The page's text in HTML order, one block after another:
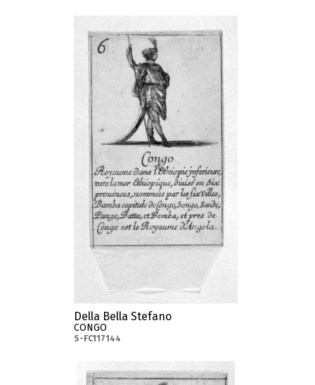
Della Bella Stefano
CONGO
S-FC117144